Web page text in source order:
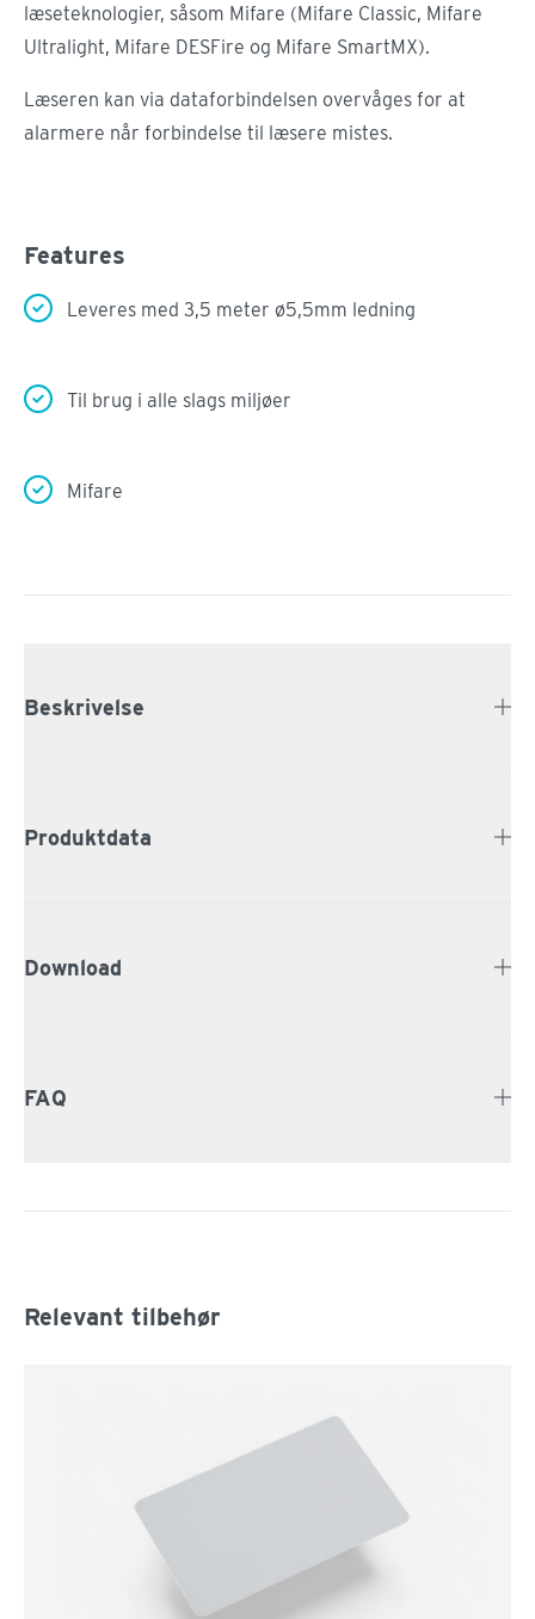
læseteknologier, såsom Mifare (Mifare Classic, Mifare
Ultralight, Mifare DESFire og Mifare SmartMX).
Læseren kan via dataforbindelsen overvåges for at
alarmere når forbindelse til læsere mistes.
Features
Leveres med 3,5 meter ø5,5mm ledning
Til brug i alle slags miljøer
Mifare
Beskrivelse
Produktdata
Download
FAQ
Relevant tilbehør